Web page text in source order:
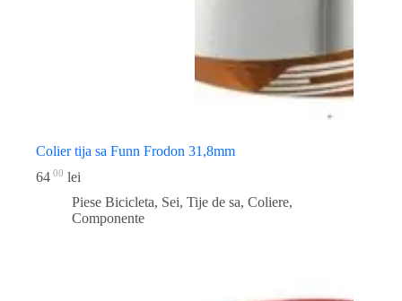
Colier tija sa Funn Frodon 31,8mm
64 00 lei
Piese Bicicleta, Sei, Tije de sa, Coliere,
Componente